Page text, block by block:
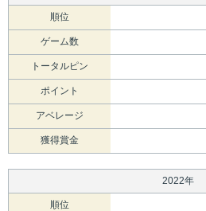
順位
ゲーム数
トータルピン
ポイント
アベレージ
獲得賞金
2022年
順位